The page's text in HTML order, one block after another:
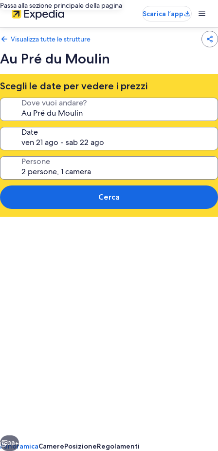
Passa alla sezione principale della pagina
Scarica l’app
Visualizza tutte le strutture
Au Pré du Moulin
Scegli le date per vedere i prezzi
Dove vuoi andare?
Date
Persone
Cerca
Avanti
38+
PanoramicaCamerePosizioneRegolamenti